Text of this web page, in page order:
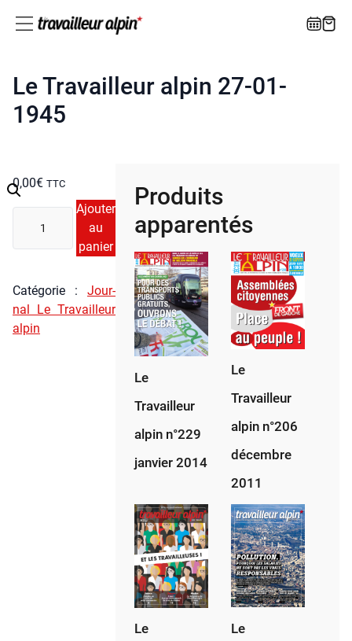
Le Travailleur alpin 27-01-
1945
0,00€ TTC
té
Le
Tra­
vailleur
Ajouter
au
panier
Caté­go­rie : Jour­
nal Le Tra­vailleur
alpin
Produits
apparentés
Le
Travailleur
alpin n°229
janvier 2014
Le
Travailleur
alpin n°206
décembre
2011
Le
Le